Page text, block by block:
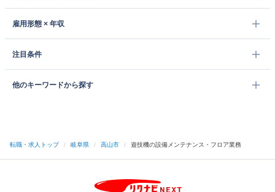
雇用形態 × 年収
注目条件
他のキーワードから探す
転職・求人トップ / 岐阜県 / 高山市 / 遊技機の設備メンテナンス・フロア業務